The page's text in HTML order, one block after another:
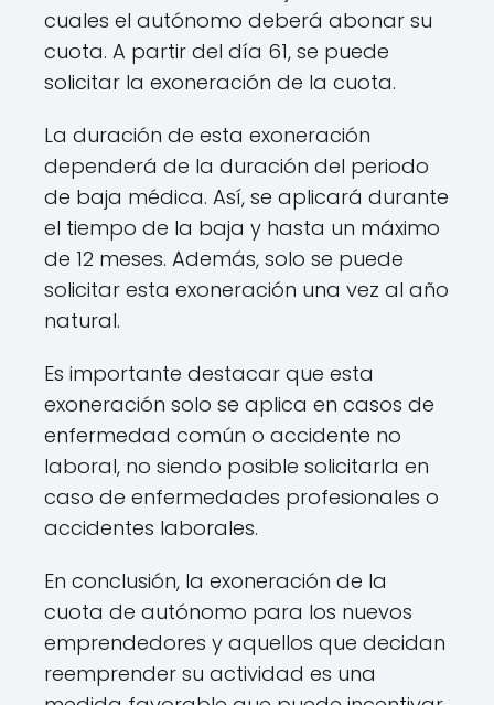
cuales el autónomo deberá abonar su
cuota. A partir del día 61, se puede
solicitar la exoneración de la cuota.
La duración de esta exoneración
dependerá de la duración del periodo
de baja médica. Así, se aplicará durante
el tiempo de la baja y hasta un máximo
de 12 meses. Además, solo se puede
solicitar esta exoneración una vez al año
natural.
Es importante destacar que esta
exoneración solo se aplica en casos de
enfermedad común o accidente no
laboral, no siendo posible solicitarla en
caso de enfermedades profesionales o
accidentes laborales.
En conclusión, la exoneración de la
cuota de autónomo para los nuevos
emprendedores y aquellos que decidan
reemprender su actividad es una